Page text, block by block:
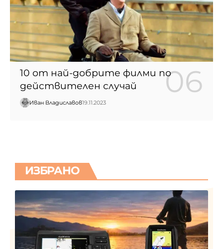
10 от най-добрите филми по
действителен случай
Иван Владиславов19.11.2023
ИЗБРАНО